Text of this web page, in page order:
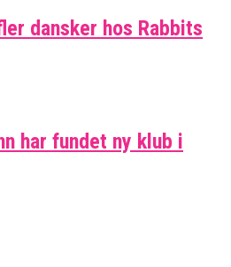
dansker hos Rabbits
har fundet ny klub i